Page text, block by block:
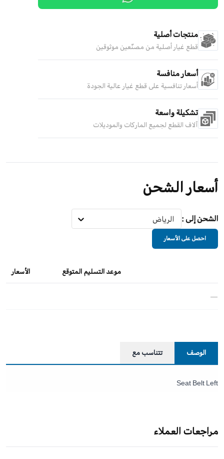
منتجات أصلية
قطع غيار أصلية من مصنّعين موثوقين
أسعار منافسة
أسعار تنافسية على قطع غيار عالية الجودة
تشكيلة واسعة
آلاف القطع لجميع الماركات والموديلات
أسعار الشحن
الشحن إلى : الرياض
احصل على الأسعار
موعد التسليم المتوقع الأسعار
—
الوصف تتناسب مع
Seat Belt Left
مراجعات العملاء